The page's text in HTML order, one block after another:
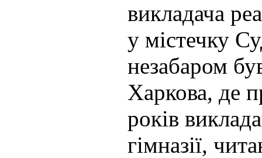
викладача
у містечку
незабаром
Харкова, де
років
гімназії,